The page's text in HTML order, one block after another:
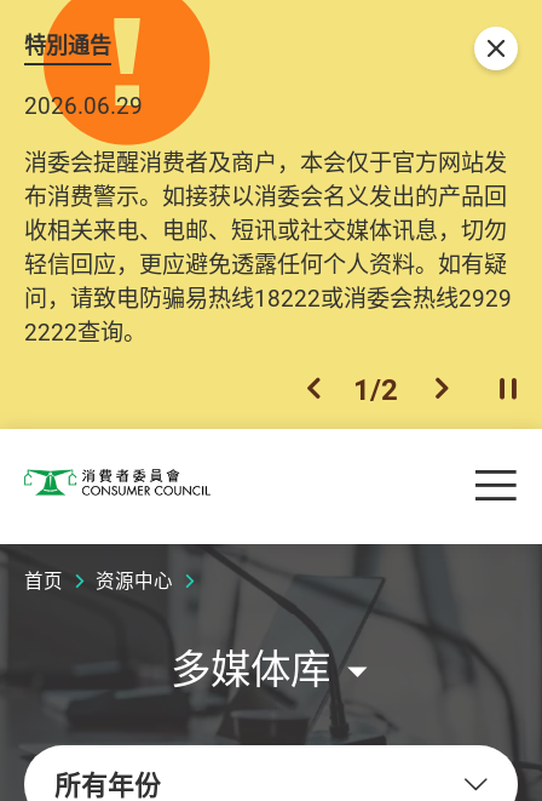
特別通告
2026.06.29
消委会提醒消费者及商户，本会仅于官方网站发
布消费警示。如接获以消委会名义发出的产品回
收相关来电、电邮、短讯或社交媒体讯息，切勿
轻信回应，更应避免透露任何个人资料。如有疑
问，请致电防骗易热线18222或消委会热线2929
2222查询。
2025.10.31
为提升使用者体验及网络安全，本会的投诉处理
系统已经进行升级及推出新功能。由2025年11月
10日起，消费者需要提供基本联络资料（包括姓
名、电邮及电话）注册帐户，才可提交投诉、查
询及建议。所有提交纪录将清晰整合于帐户中，
方便日后作出跟进。
上一个
2/2 下一个开
关闭
消费者委员会 目
首页 资源中心
多媒体库
所有年份